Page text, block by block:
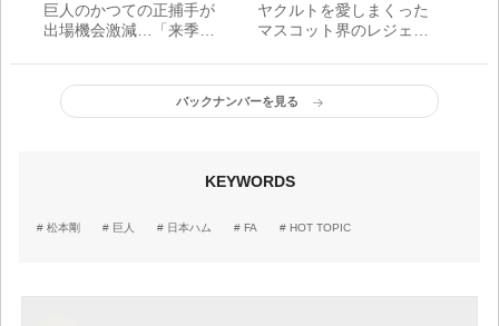
巨人のかつての正捕手が
出場機会激減…「来季が
ヤクルトを愛しまくった
マスコット界のレジェン
に思う。
バックナンバーを見る
KEYWORDS
松本剛 巨人 日本ハム FA HOT TOPIC